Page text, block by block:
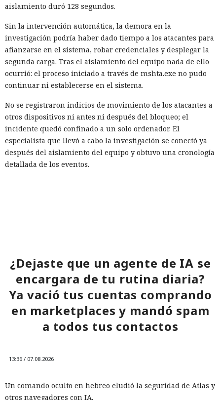
aislamiento duró 128 segundos.
Sin la intervención automática, la demora en la
investigación podría haber dado tiempo a los atacantes para
afianzarse en el sistema, robar credenciales y desplegar la
segunda carga. Tras el aislamiento del equipo nada de ello
ocurrió: el proceso iniciado a través de mshta.exe no pudo
continuar ni establecerse en el sistema.
No se registraron indicios de movimiento de los atacantes a
otros dispositivos ni antes ni después del bloqueo; el
incidente quedó confinado a un solo ordenador. El
especialista que llevó a cabo la investigación se conectó ya
después del aislamiento del equipo y obtuvo una cronología
detallada de los eventos.
investigadores muestran cómo
vulnerar un servidor de
actualizaciones de Windows con
un simple cambio de extensión
Una vulnerabilidad en un servicio permitió infiltrarse en la
¿Dejaste que un agente de IA se
encargara de tu rutina diaria?
Ya vació tus cuentas comprando
en marketplaces y mandó spam
a todos tus contactos
13:36 / 07.08.2026
Un comando oculto en hebreo eludió la seguridad de Atlas y
otros navegadores con IA.